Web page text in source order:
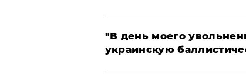
​"В день моего
украинскую